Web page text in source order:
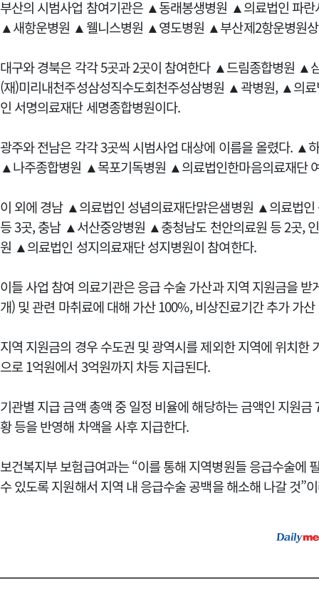
부산의 시범사업 참여기관은 ▲동래봉생병원 ▲의료법인 파
▲새항운병원 ▲웰니스병원 ▲영도병원 ▲부산제2항운병원상
대구와 경북은 각각 5곳과 2곳이 참여한다 ▲드림종합병원
(재)미리내천주성삼성직수도회천주성삼병원 ▲곽병원, ▲의
인 서명의료재단 세명종합병원이다.
광주와 전남은 각각 3곳씩 시범사업 대상에 이름을 올렸다.
▲나주종합병원 ▲목포기독병원 ▲의료법인한마음의료재단
이 외에 경남 ▲의료법인 성념의료재단맑은샘병원 ▲의료법
등 3곳, 충남 ▲서산중앙병원 ▲충청남도 천안의료원 등 2곳,
원 ▲의료법인 성지의료재단 성지병원이 참여한다.
이들 사업 참여 의료기관은 응급 수술 가산과 지역 지원금을
개) 및 관련 마취료에 대해 가산 100%, 비상진료기간 추가 가
지역 지원금의 경우 수도권 및 광역시를 제외한 지역에 위치한
으로 1억원에서 3억원까지 차등 지급된다.
기관별 지급 금액 총액 중 일정 비율에 해당하는 금액인 지원
황 등을 반영해 차액을 사후 지급한다.
보건복지부 보험급여과는 “이를 통해 지역병원들 응급수술에
수 있도록 지원해서 지역 내 응급수술 공백을 해소해 나갈 것”